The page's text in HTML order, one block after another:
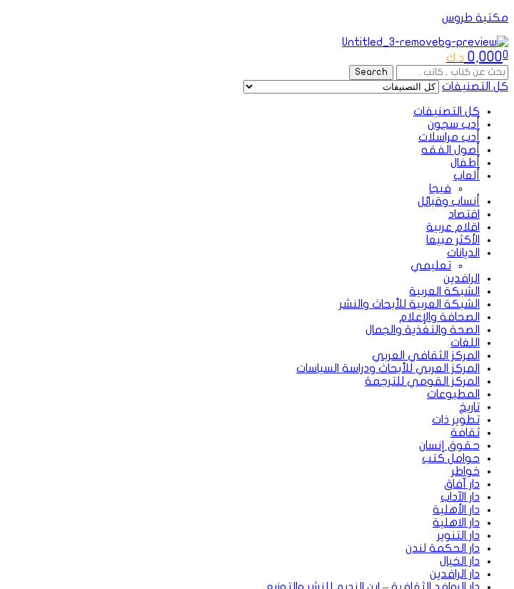
مكتبة طروس
Menu
0
0,000 د.ك
Search
for:
Search
كل التصنيفات
كل التصنيفات
أدب سجون
أدب مراسلات
أصول الفقه
أطفال
ألعاب
فيجا
أنساب وقبائل
اقتصاد
اقلام عربية
الأكثر مبيعا
الديانات
تعليمي
الرافدين
الشبكة العربية
الشبكة العربية للأبحاث والنشر
الصحافة والإعلام
الصحة والتغذية والجمال
اللغات
المركز الثقافي العربي
المركز العربي للأبحاث ودراسة السياسات
المركز القومي للترجمة
المطبوعات
تاريخ
تطوير ذات
ثقافة
حقوق إنسان
حوامل كتب
خواطر
دار آفاق
دار الآداب
دار الأهلية
دار الاهلية
دار التنوير
دار الحكمة لندن
دار الخيال
دار الرافدين